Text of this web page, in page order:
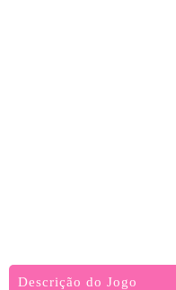
Descrição do Jogo